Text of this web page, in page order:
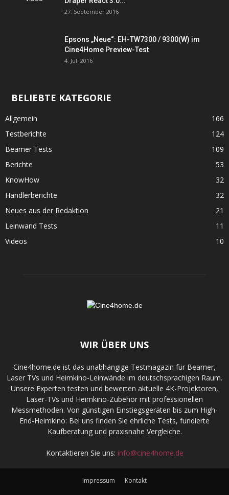
27. September 2016
Epsons „Neue“: EH-TW7300 / 9300(W) im
Cine4Home Preview-Test
4. Juli 2016
BELIEBTE KATEGORIE
Allgemein
166
Testberichte
124
Beamer Tests
109
Berichte
53
KnowHow
32
Händlerberichte
32
Neues aus der Redaktion
21
Leinwand Tests
11
Videos
10
WIR ÜBER UNS
Cine4home.de ist das unabhängige Testmagazin für Beamer,
Laser TVs und Heimkino-Leinwände im deutschsprachigen Raum.
Unsere Experten testen und bewerten aktuelle 4K-Projektoren,
Laser-TVs und Heimkino-Zubehör mit professionellen
Messmethoden. Von günstigen Einstiegsgeräten bis zum High-
End-Heimkino: Bei uns finden Sie ehrliche Tests, fundierte
Kaufberatung und praxisnahe Vergleiche.
Kontaktieren Sie uns: info@cine4home.de
Impressum
Kontakt